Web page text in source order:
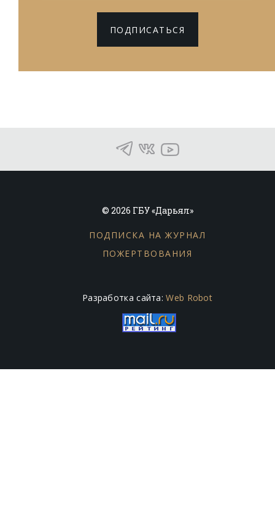
ПОДПИСАТЬСЯ
© 2026 ГБУ «Дарьял»
ПОДПИСКА НА ЖУРНАЛ
ПОЖЕРТВОВАНИЯ
Разработка сайта:Web Robot